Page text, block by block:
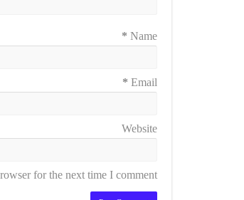
Name
*
Email
*
Website
for the next time I comment.